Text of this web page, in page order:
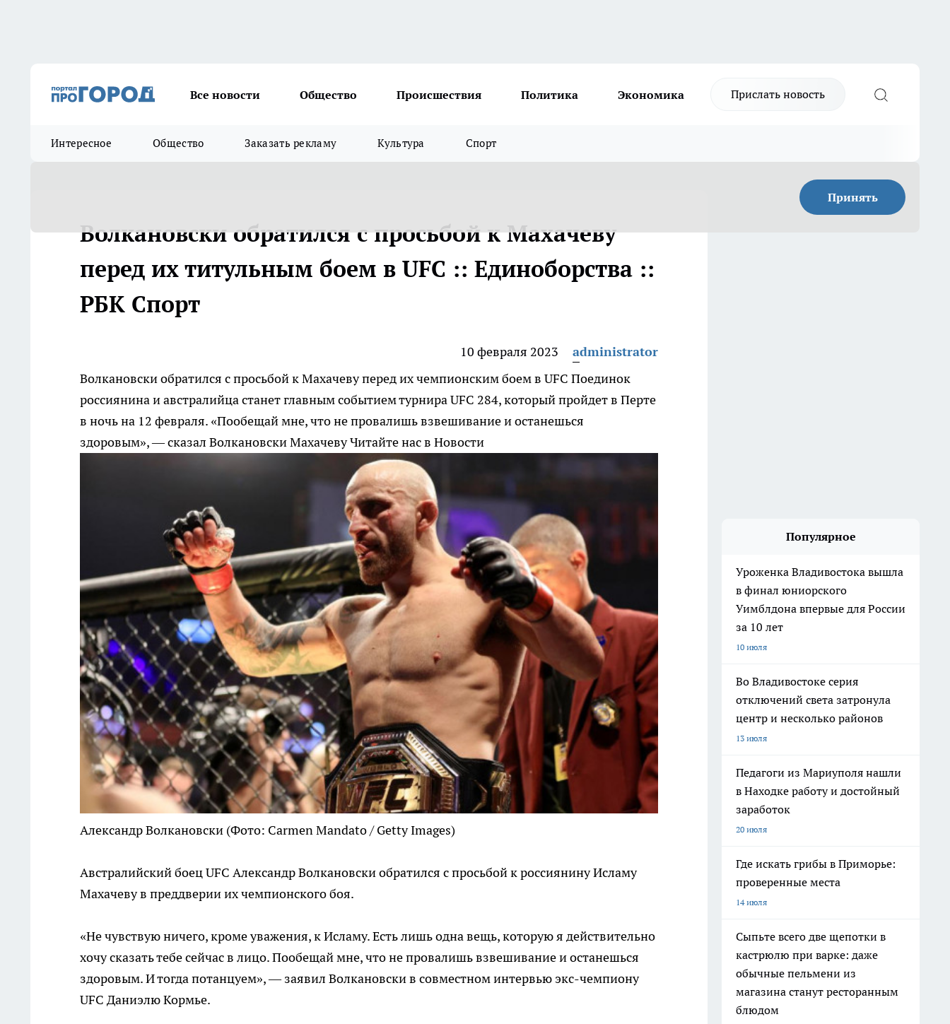
Все новости Общество Происшествия Политика Экономика Прислать новость
Интересное Общество Заказать рекламу Культура Спорт
Принять
Волкановски обратился с просьбой к Махачеву
перед их титульным боем в UFC :: Единоборства ::
РБК Спорт
10 февраля 2023
administrator
Волкановски обратился с просьбой к Махачеву перед их чемпионским боем в UFC Поединок
россиянина и австралийца станет главным событием турнира UFC 284, который пройдет в Перте
в ночь на 12 февраля. «Пообещай мне, что не провалишь взвешивание и останешься
здоровым», — сказал Волкановски МахачевуЧитайте нас в Новости
Александр Волкановски (Фото: Carmen Mandato / Getty Images)
Австралийский боец UFC Александр Волкановски обратился с просьбой к россиянину Исламу
Махачеву в преддверии их чемпионского боя.
«Не чувствую ничего, кроме уважения, к Исламу. Есть лишь одна вещь, которую я действительно
хочу сказать тебе сейчас в лицо. Пообещай мне, что не провалишь взвешивание и останешься
здоровым. И тогда потанцуем», — заявил Волкановски в совместном интервью экс-чемпиону
UFC Даниэлю Кормье.
Популярное
Уроженка Владивостока вышла
в финал юниорского
Уимблдона впервые для России
за 10 лет
10 июля
Во Владивостоке серия
отключений света затронула
центр и несколько районов
13 июля
Педагоги из Мариуполя нашли
в Находке работу и достойный
заработок
20 июля
Где искать грибы в Приморье:
проверенные места
14 июля
Сыпьте всего две щепотки в
кастрюлю при варке: даже
обычные пельмени из
магазина станут ресторанным
блюдом